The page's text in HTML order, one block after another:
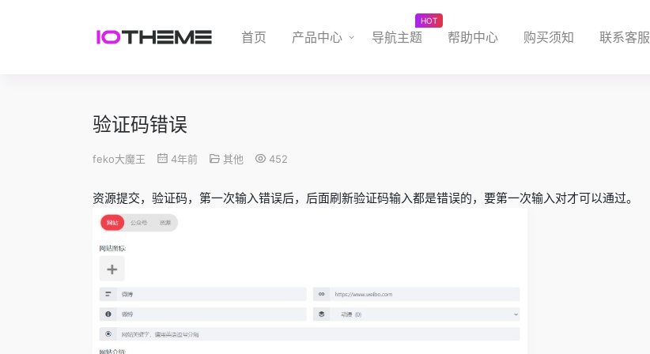
首页 产品中心 导航主题
HOT
帮助中心 购买须知 联系客服
验证码错误
feko大魔王 4年前 其他 452
资源提交，验证码，第一次输入错误后，后面刷新验证码输入都是错误的，要第一次输入对才可以通过。